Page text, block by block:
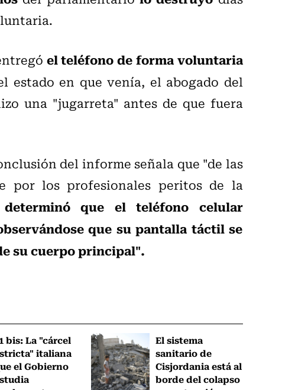
el teléfono de forma voluntaria
estado en que venía, el abogado del
una "jugarreta" antes de que fuera
del informe señala que "de las
por los profesionales peritos de la
que el teléfono celular
que su pantalla táctil se
su cuerpo principal".
bis: La "cárcel
italiana
el Gobierno
El sistema
sanitario de
Cisjordania está al
borde del colapso